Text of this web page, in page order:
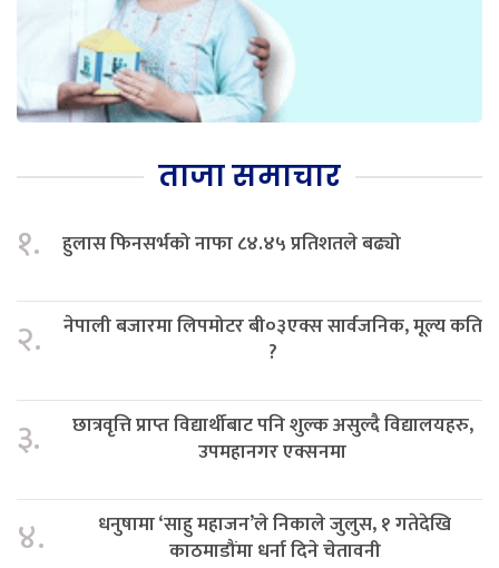
ताजा समाचार
१. हुलास फिनसर्भको नाफा ८४.४५ प्रतिशतले बढ्यो
२.
नेपाली बजारमा लिपमोटर बी०३एक्स सार्वजनिक, मूल्य कति
?
३.
छात्रवृत्ति प्राप्त विद्यार्थीबाट पनि शुल्क असुल्दै विद्यालयहरु,
उपमहानगर एक्सनमा
४.
धनुषामा ‘साहु महाजन’ले निकाले जुलुस, १ गतेदेखि
काठमाडौंमा धर्ना दिने चेतावनी